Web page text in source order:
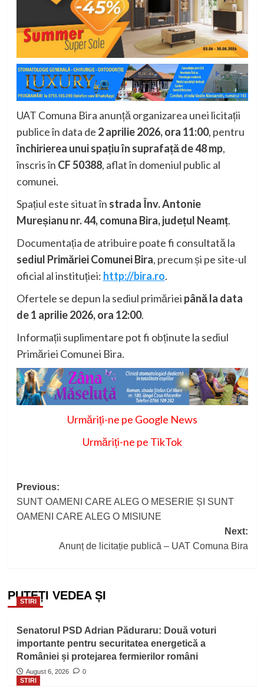
UAT Comuna Bira anunță organizarea unei licitații
publice în data de 2 aprilie 2026, ora 11:00, pentru
închirierea unui spațiu în suprafață de 48 mp,
înscris în CF 50388, aflat în domeniul public al
comunei.
Spațiul este situat în strada Înv. Antonie
Mureșianu nr. 44, comuna Bira, județul Neamț.
Documentația de atribuire poate fi consultată la
sediul Primăriei Comunei Bira, precum și pe site-ul
oficial al instituției: http://bira.ro.
Ofertele se depun la sediul primăriei până la data
de 1 aprilie 2026, ora 12:00.
Informații suplimentare pot fi obținute la sediul
Primăriei Comunei Bira.
Urmăriți-ne pe Google News
Urmăriți-ne pe TikTok
Post
navigation
Previous:
SUNT OAMENI CARE ALEG O MESERIE ȘI SUNT
OAMENI CARE ALEG O MISIUNE
Next:
Anunț de licitație publică – UAT Comuna Bira
PUTEȚI VEDEA ȘI
STIRI
Senatorul PSD Adrian Păduraru: Două voturi
importante pentru securitatea energetică a
României și protejarea fermierilor români
August 6, 2026
0
STIRI